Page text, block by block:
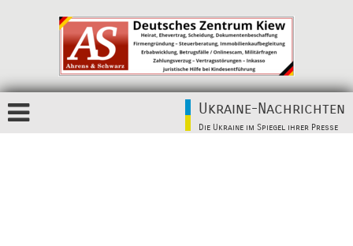
Ukraine-Nachrichten
Die Ukraine im Spiegel ihrer Presse